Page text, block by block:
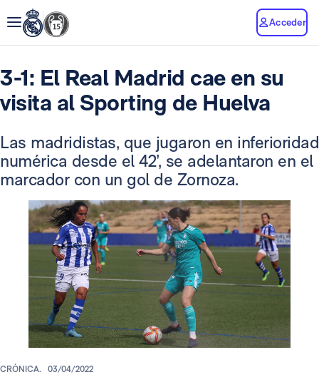
Acceder
3-1: El Real Madrid cae en su
visita al Sporting de Huelva
Las madridistas, que jugaron en inferioridad
numérica desde el 42’, se adelantaron en el
marcador con un gol de Zornoza.
CRÓNICA. 03/04/2022